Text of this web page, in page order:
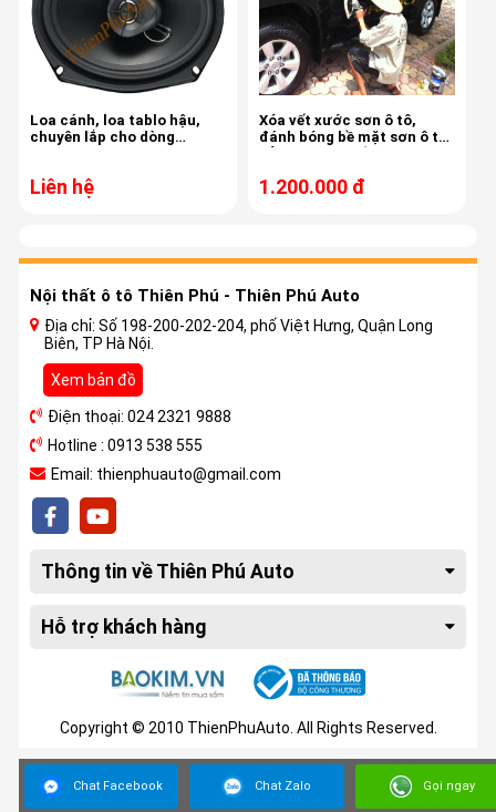
Loa cánh, loa tablo hậu,
chuyên lắp cho dòng
Liên hệ
Xóa vết xước sơn ô tô,
đánh bóng bề mặt sơn ô tô,
1.200.000 đ
Nội thất ô tô Thiên Phú - Thiên Phú Auto
Địa chỉ: Số 198-200-202-204, phố Việt Hưng, Quận Long
Biên, TP Hà Nội.
Xem bản đồ
Điện thoại: 024 2321 9888
Hotline : 0913 538 555
Email: thienphuauto@gmail.com
Thông tin về Thiên Phú Auto
Hỗ trợ khách hàng
Copyright © 2010 ThienPhuAuto. All Rights Reserved.
Chat Facebook Gọi ngay
Chat Zalo